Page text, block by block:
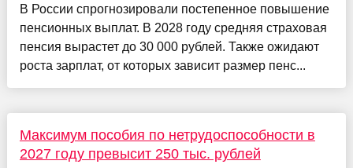
В России спрогнозировали постепенное повышение
пенсионных выплат. В 2028 году средняя страховая
пенсия вырастет до 30 000 рублей. Также ожидают
роста зарплат, от которых зависит размер пенс...
Максимум пособия по нетрудоспособности в
2027 году превысит 250 тыс. рублей